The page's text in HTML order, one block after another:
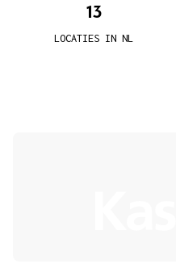
13
LOCATIES IN NL